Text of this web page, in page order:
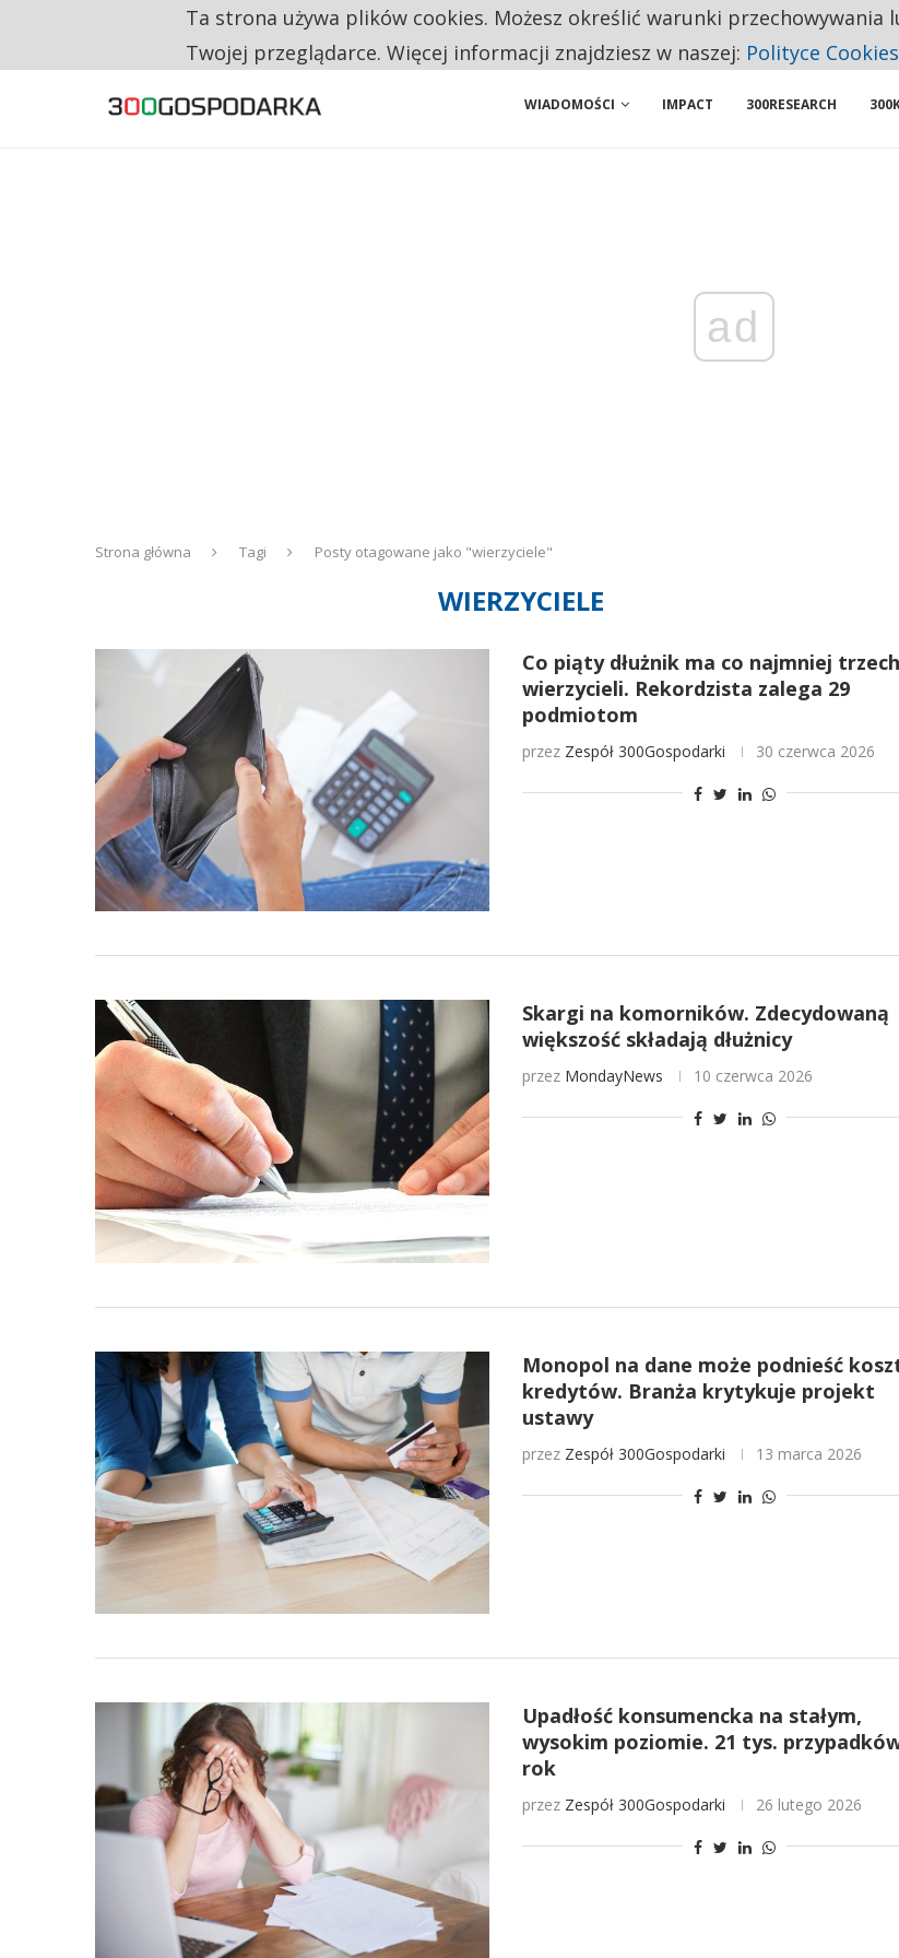
RESTRYKCJE CHIN UDERZAJĄ W EUROPEJSKI PRZEMYSŁ. NA LIŚCIE SĄ DWA PODMIOTY Z POLSKI
WIADOMOŚCI IMPACT 300RESEARCH
ad
Strona główna Tagi Posty otagowane jako "wierzyciele"
WIERZYCIELE
Co piąty dłużnik ma co najmniej trzech
wierzycieli. Rekordzista zalega 29
podmiotom
przez Zespół 300Gospodarki 30 czerwca 2026
Skargi na komorników. Zdecydowaną
większość składają dłużnicy
przez MondayNews 10 czerwca 2026
Monopol na dane może podnieść
kredytów. Branża krytykuje projekt
ustawy
przez Zespół 300Gospodarki 13 marca 2026
Upadłość konsumencka na stałym,
wysokim poziomie. 21 tys.
rok
przez Zespół 300Gospodarki 26 lutego 2026
Ta strona używa plików cookies. Możesz określić warunki
Twojej przeglądarce. Więcej informacji znajdziesz w naszej: Polityce Cookies